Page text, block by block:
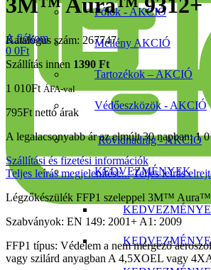
A fiókom
0 0Ft
Pólók - AKCIÓ
Mellény AKCIÓ
Tartozékok – AKCIÓ
Védőeszközök - AKCIÓ
Rövidnadrág - AKCIÓ
KEDVEZMÉNYEK
3M™ Aura™ 9312+
Katalógus szám: 267747
Szállítás innen 1390 Ft
1 010Ft ÁFA-val
795Ft nettó árak
A legalacsonyabb ár az elmúlt 30 napban:1
Szállítási és fizetési információk
Teljes leírás megjelenítése... Teljes leírás
Légzőkészülék FFP1 szeleppel 3M™
Szabványok: EN 149: 2001+ A1: 2009
FFP1 típus: Védelem a nem mérgező
vagy szilárd anyagban A 4,5XOEL vagy